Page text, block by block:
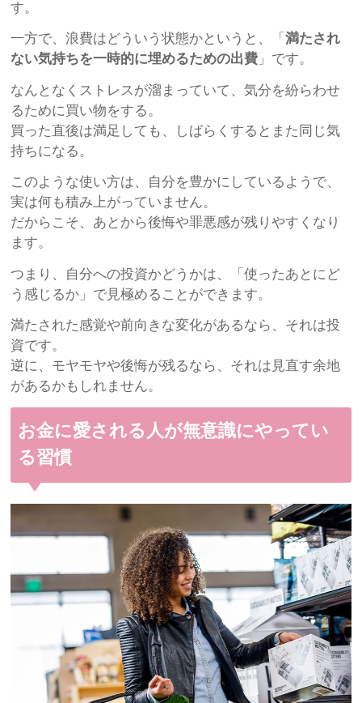
す。
一方で、浪費はどういう状態かというと、「満たされ
ない気持ちを一時的に埋めるための出費 」です。
なんとなくストレスが溜まっていて、気分を紛らわせ
るために買い物をする。
買った直後は満足しても、しばらくするとまた同じ気
持ちになる。
このような使い方は、自分を豊かにしているようで、
実は何も積み上がっていません。
だからこそ、あとから後悔や罪悪感が残りやすくなり
ます。
つまり、自分への投資かどうかは、「使ったあとにど
う感じるか」で見極めることができます。
満たされた感覚や前向きな変化があるなら、それは投
資です。
逆に、モヤモヤや後悔が残るなら、それは見直す余地
があるかもしれません。
お金に愛される人が無意識にやってい
る習慣